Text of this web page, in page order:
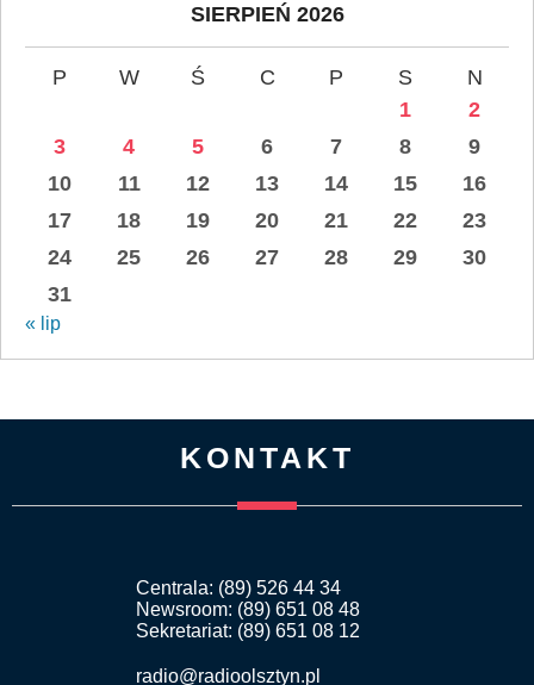
SIERPIEŃ 2026
P W Ś C P S
N
1
2
3
4 5 6 7 8
9
10
11 12 13 14 15
16
17
18 19 20 21 22
23
24
25 26 27 28 29
30
31
« lip
KONTAKT
Centrala: (89) 526 44 34
Newsroom: (89) 651 08 48
Sekretariat: (89) 651 08 12
radio@radioolsztyn.pl